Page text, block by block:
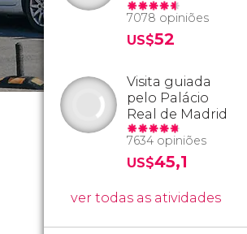
7078 opiniões
US$52
Visita guiada
pelo Palácio
Real de Madrid
7634 opiniões
US$45,1
ver todas as atividades